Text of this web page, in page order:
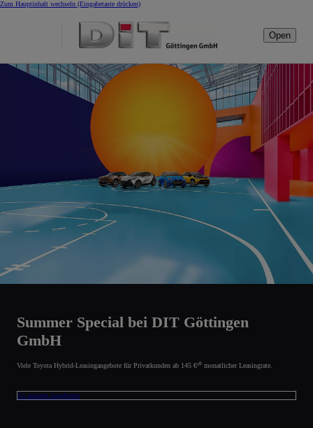
Zum Hauptinhalt wechseln (Eingabetaste drücken)
Open
Summer Special bei DIT Göttingen
GmbH
Viele Toyota Hybrid-Leasingangebote für Privatkunden ab 145 €¹⁰ monatlicher Leasingrate.
Zu unseren Angeboten